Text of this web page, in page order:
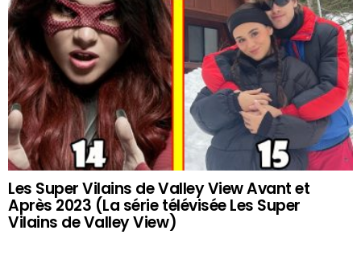
Les Super Vilains de Valley View Avant et
Après 2023 (La série télévisée Les Super
Vilains de Valley View)